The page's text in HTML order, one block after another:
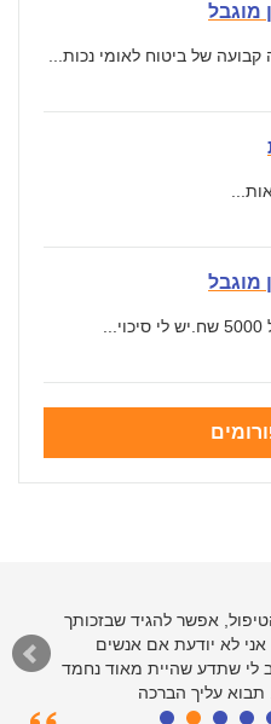
מוגבל
של ביטוח לאומי נכות...
מוגבל
אפשר להגיד שבזכותך
אני לא יודעת אם אנשים
לי שתדע שהיית מאוד נחמד
תבוא עליך הברכה